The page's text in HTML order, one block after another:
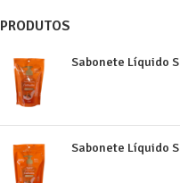
PRODUTOS
Sabonete Líquido
Sabonete Líquido